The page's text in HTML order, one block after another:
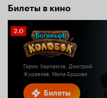
Билеты в кино
Билеты
Рейтинг
Кинопоиска
2.0
Гарик Харламов, Дмитрий
Журавлев, Мила Ершова